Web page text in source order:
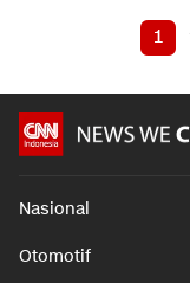
1
Nasional
Otomotif